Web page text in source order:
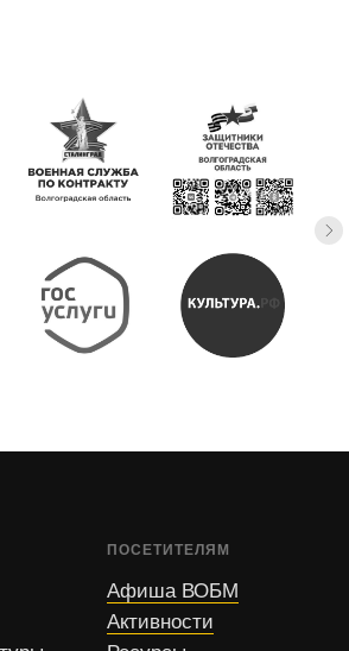
ПОСЕТИТЕЛЯМ
Афиша ВОБМ
Активности